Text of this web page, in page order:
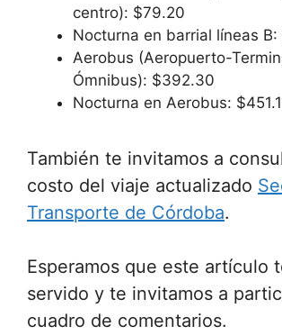
centro): $79.20
Nocturna en barrial líneas B:
Aerobus (Aeropuerto-
Ómnibus): $392.30
Nocturna en Aerobus:
También te invitamos a
costo del viaje actualizado
Transporte de Córdoba.
Esperamos que este artículo
servido y te invitamos a
cuadro de comentarios.